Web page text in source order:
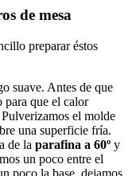
de mesa
preparar éstos
suave. Antes de que
para que el calor
el molde
una superficie fría.
de la parafina a 60º y
un poco entre el
poco la base, dejamos